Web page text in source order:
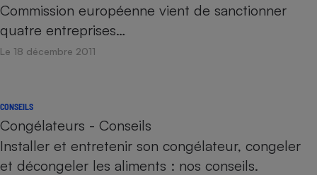
Commission européenne vient de sanctionner
quatre entreprises…
Le 18 décembre 2011
CONSEILS
Congélateurs - Conseils
Installer et entretenir son congélateur, congeler
et décongeler les aliments : nos conseils.